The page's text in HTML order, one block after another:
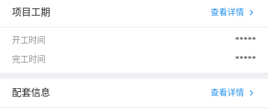
项目工期 查看详情
开工时间 *****
完工时间 *****
配套信息 查看详情